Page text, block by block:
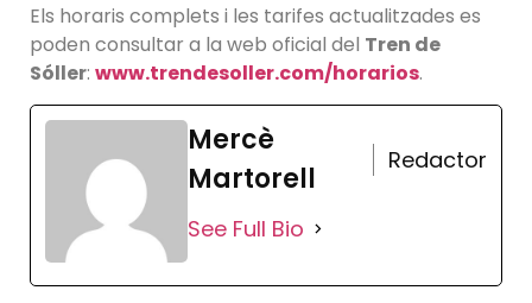
Els horaris complets i les tarifes actualitzades es
poden consultar a la web oficial del Tren de
Sóller: www.trendesoller.com/horarios.
Mercè
Martorell
Redactor
See Full Bio